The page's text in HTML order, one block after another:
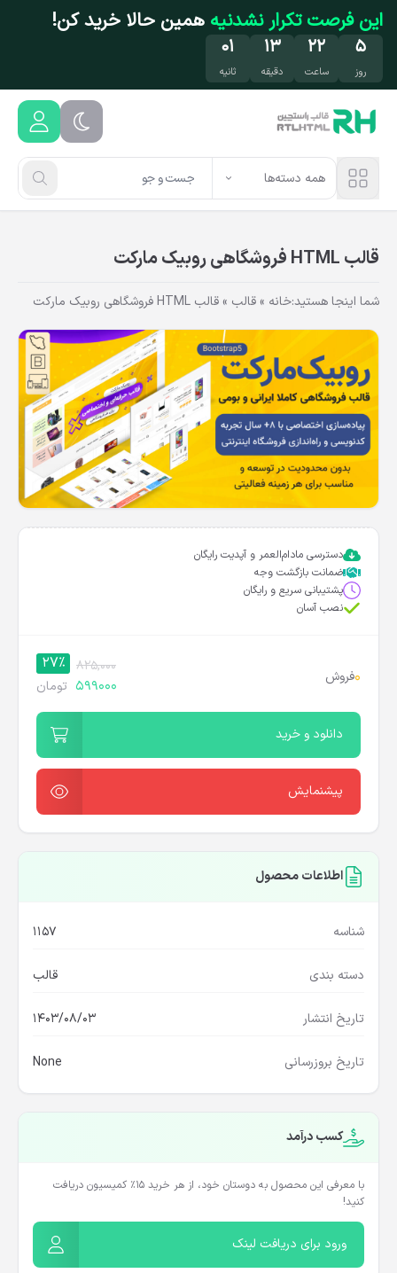
رفتن به محتوای اصلی
این فرصت تکرار نشدنیه همین حالا خرید کن!
۵
روز
۲۲
ساعت
۱۳
دقیقه
۰۰
ثانیه
همه دسته‌ها
قالب HTML فروشگاهی روبیک مارکت
شما اینجا هستید:خانه »قالب »قالب HTML فروشگاهی روبیک مارکت
دسترسی مادام‌العمر و آپدیت رایگان
ضمانت بازگشت وجه
پشتیبانی سریع و رایگان
نصب آسان
0فروش
825,000
27%
599000 تومان
دانلود و خرید
پیشنمایش
اطلاعات محصول
شناسه 1157
دسته بندی قالب
تاریخ انتشار 1403/08/03
تاریخ بروزرسانی None
کسب درآمد
با معرفی این محصول به دوستان خود، از هر خرید ۱۵٪ کمیسیون دریافت
کنید!
ورود برای دریافت لینک